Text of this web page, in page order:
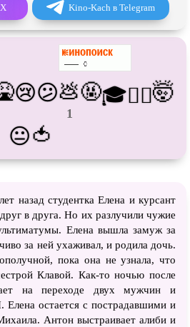
Про танцы
Про футбол
Про хоккей ифигурное
катание
Про Юристов иАдвокатов
Режиссёрская версия
Сверхспособности
Слэшер
Чёрная комедия
В ожидании
Kino-Kach в Telegram
😢😕💩
1
🤬🎓😵‍💫🤯
😐🍅
назад студентка Елена и курсант
в друга. Но их разлучили чужие
Елена вышла замуж за
за ней ухаживал, и родила дочь.
пока она не узнала, что
Клавой. Как-то ночью после
на переходе двух мужчин и
Елена остается с пострадавшими и
Антон выстраивает алиби и